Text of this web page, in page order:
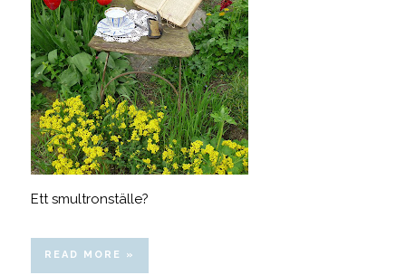
Ett smultronställe?
READ MORE »